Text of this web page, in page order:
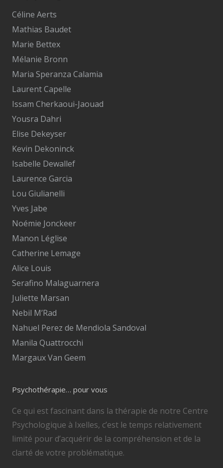
Céline Aerts
Mathias Baudet
Marie Bettex
Mélanie Bronn
Maria Speranza Calamia
Laurent Capelle
Issam Cherkaoui-Jaouad
Yousra Dahri
Elise Dekeyser
Kevin Dekoninck
Isabelle Dewallef
Laurence Garcia
Lou Giulianelli
Yves Jabe
Noémie Jonckeer
Manon Léglise
Catherine Lemage
Alice Louis
Serafino Malaguarnera
Juliette Marsan
Nebil M’Rad
Nahuel Perez de Mendiola Sandoval
Manila Quattrocchi
Margaux Van Geem
Psychothérapie… pour vous
Ce qui est fascinant dans la thérapie de notre Centre
Psychologique à Ixelles, c’est le temps relativement
limité pour d’acquérir de la compréhension et de la
clarté de votre problématique.